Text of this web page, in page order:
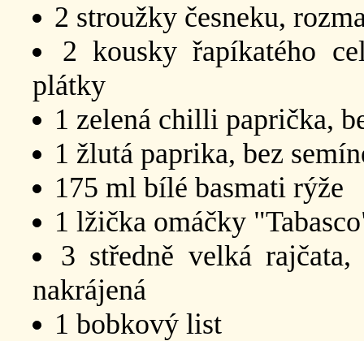
2 stroužky česneku,
2 kousky řapíkatého
plátky
1 zelená chilli paprička,
1 žlutá paprika, bez
175 ml bílé basmati rýže
1 lžička omáčky
3 středně velká
nakrájená
1 bobkový list